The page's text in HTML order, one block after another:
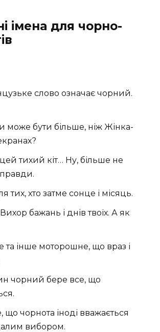
імена для чорно-
слово означає чорний.
може бути більше, ніж Жінка-
тихий кіт… Ну, більше не
тих, хто затме сонце і місяць.
Вихор бажань і днів твоїх. А як
та інше моторошне, що враз і
чорний бере все, що
що чорнота іноді вважається
вибором.